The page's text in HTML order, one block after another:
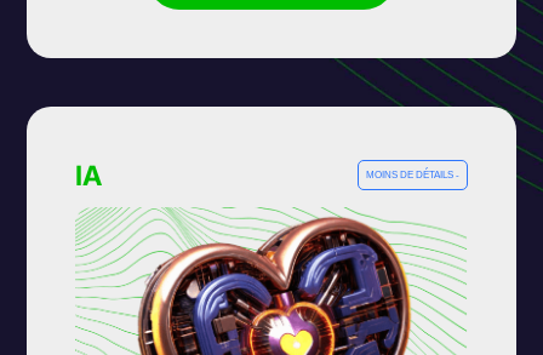
IA MOINS DE DÉTAILS -